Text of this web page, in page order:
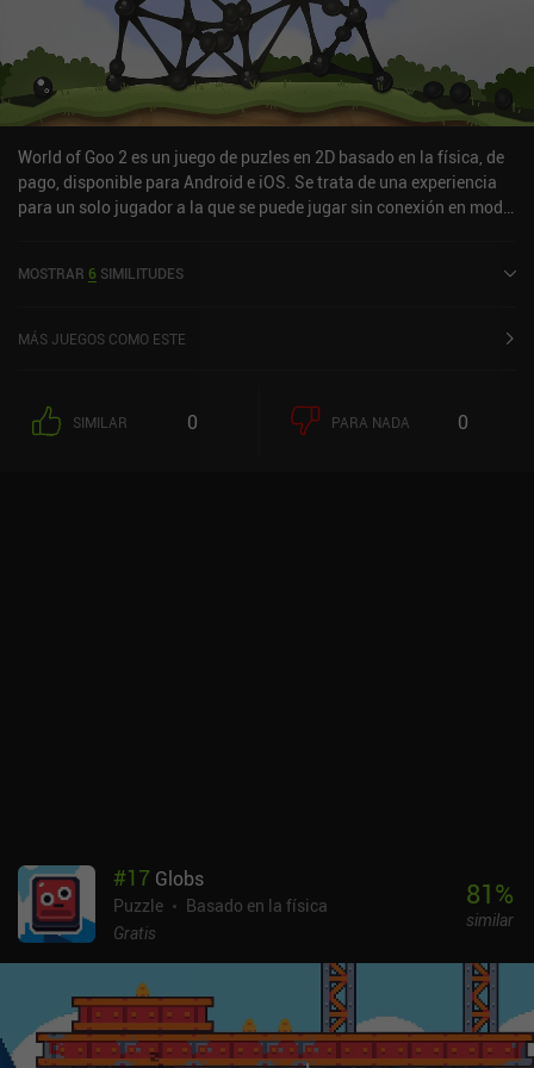
cantidad de juegos que incluye. Esperemos que Rovio haga lo
mismo con Bad Piggies y otros juegos clásicos, ya que tienen un
montón de gran jugabilidad oculta tras los anuncios y los
potenciadores.
World of Goo 2 es un juego de puzles en 2D basado en la física, de
pago, disponible para Android e iOS. Se trata de una experiencia
para un solo jugador a la que se puede jugar sin conexión en modo
de 2025 y tiene actualmente una puntuación de 4,8 sobre 5,0 en
MOSTRAR 6 SIMILITUDES
MÁS JUEGOS COMO ESTE
SIMILAR 0 PARA NADA 0
#17 Globs
Puzzle
Basado en la física
Gratis
81%
similar